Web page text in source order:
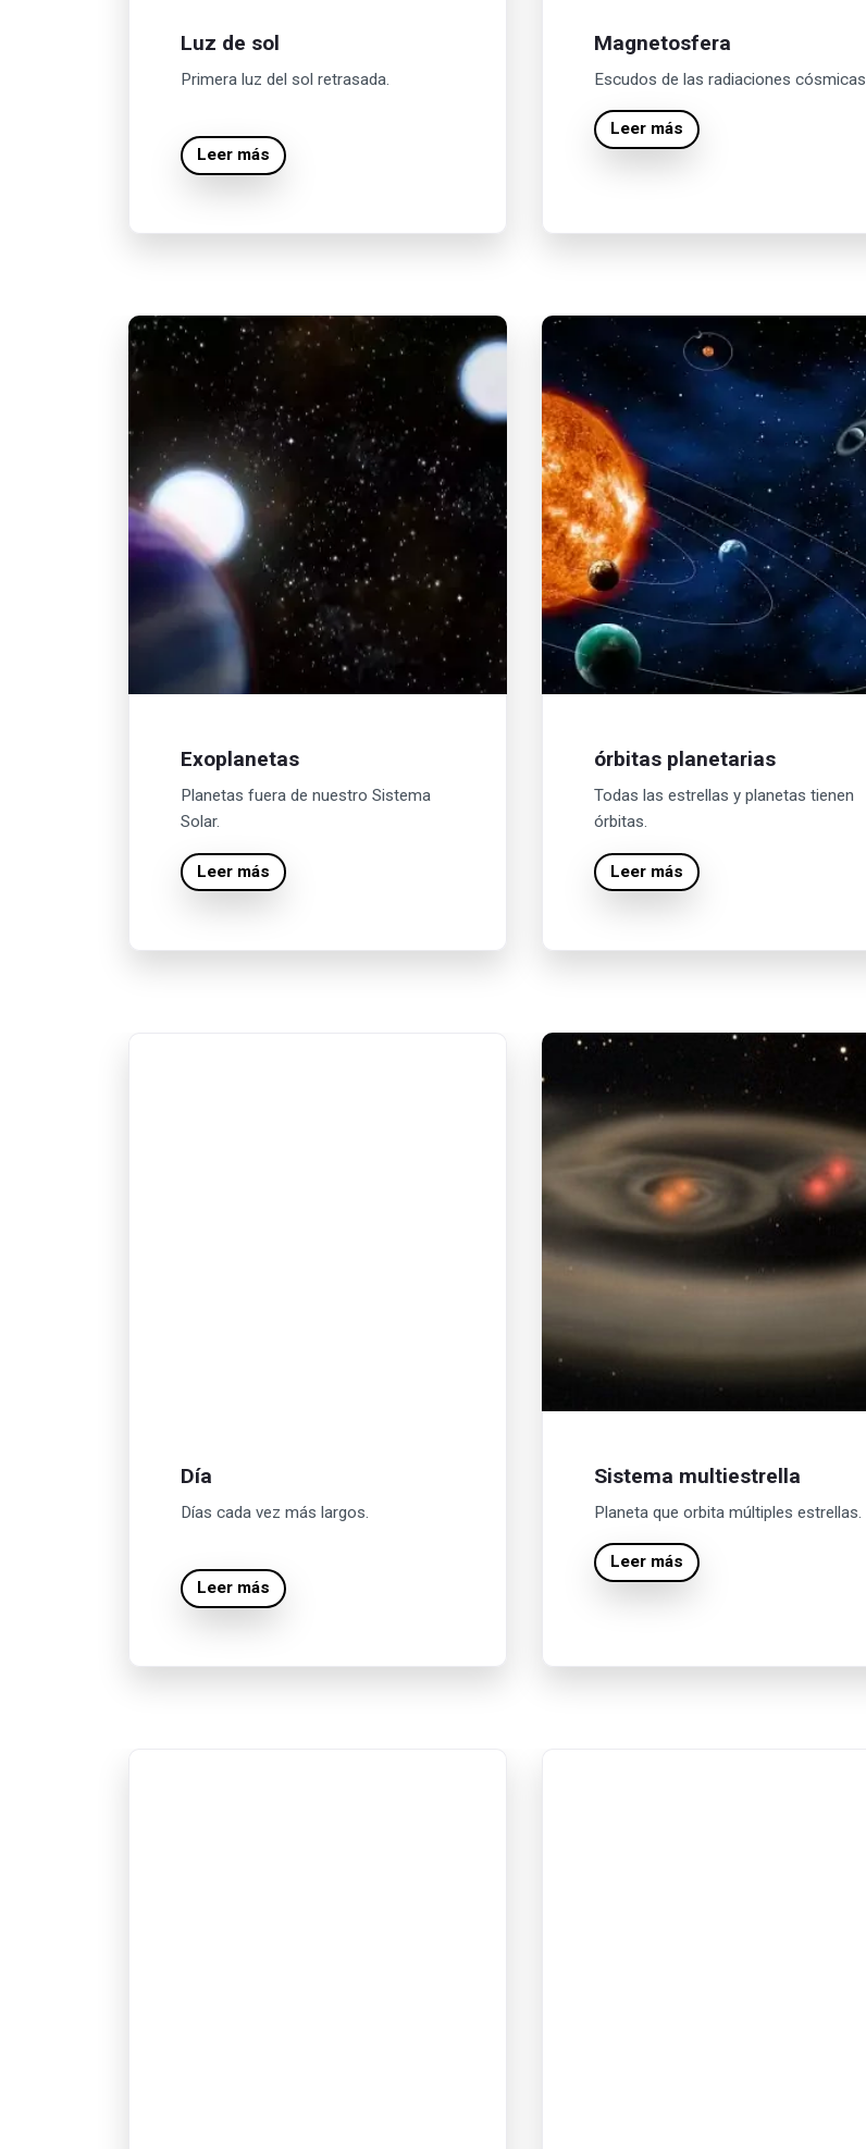
Luz de sol
Primera luz del sol retrasada.
Leer más
Magnetosfera
Escudos de las radiaciones cósmicas
Leer más
Exoplanetas
Planetas fuera de nuestro Sistema
Solar.
Leer más
órbitas planetarias
Todas las estrellas y planetas tienen
órbitas.
Leer más
Día
Días cada vez más largos.
Leer más
Sistema multiestrella
Planeta que orbita múltiples estrellas.
Leer más